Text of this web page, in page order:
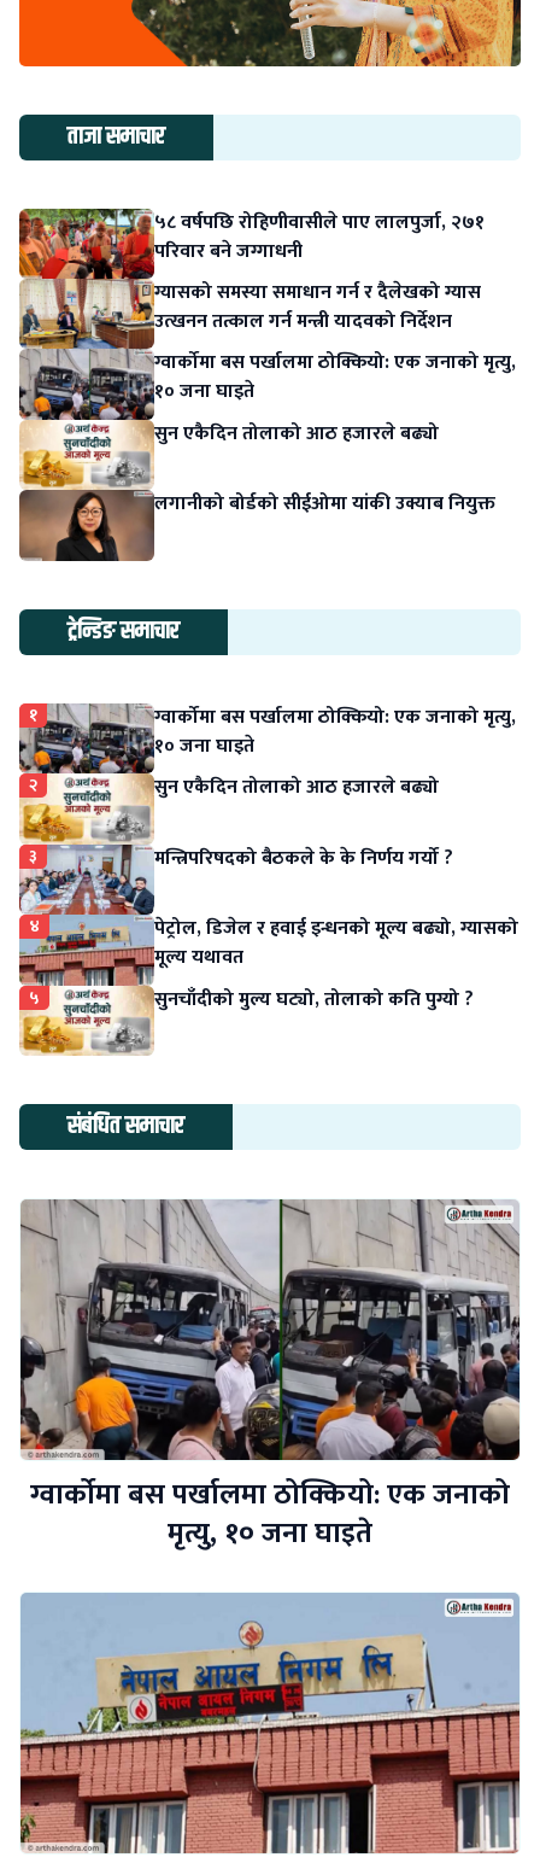
ताजा समाचार
५८ वर्षपछि रोहिणीवासीले पाए लालपुर्जा, २७१
परिवार बने जग्गाधनी
ग्यासको समस्या समाधान गर्न र दैलेखको ग्यास
उत्खनन तत्काल गर्न मन्त्री यादवको निर्देशन
ग्वार्कोमा बस पर्खालमा ठोक्कियो: एक जनाको मृत्यु,
१० जना घाइते
सुन एकैदिन तोलाको आठ हजारले बढ्यो
लगानीको बोर्डको सीईओमा यांकी उक्याब नियुक्त
ट्रेन्डिङ समाचार
१
ग्वार्कोमा बस पर्खालमा ठोक्कियो: एक जनाको मृत्यु,
१० जना घाइते
२ सुन एकैदिन तोलाको आठ हजारले बढ्यो
३ मन्त्रिपरिषदको बैठकले के के निर्णय गर्यो ?
४
पेट्रोल, डिजेल र हवाई इन्धनको मूल्य बढ्यो, ग्यासको
मूल्य यथावत
५ सुनचाँदीको मुल्य घट्यो, तोलाको कति पुग्यो ?
संबंधित समाचार
ग्वार्कोमा बस पर्खालमा ठोक्कियो: एक जनाको
मृत्यु, १० जना घाइते